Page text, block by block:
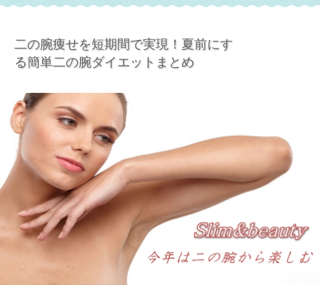
二の腕痩せを短期間で実現！夏前にす
る簡単二の腕ダイエットまとめ